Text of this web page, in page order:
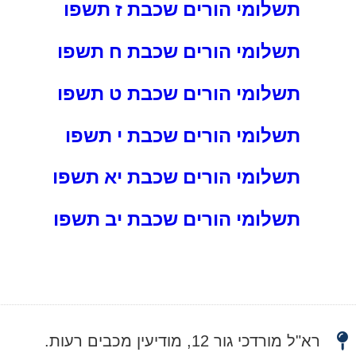
תשלומי הורים שכבת ז תשפו
תשלומי הורים שכבת ח תשפו
תשלומי הורים שכבת ט תשפו
תשלומי הורים שכבת י תשפו
תשלומי הורים שכבת יא תשפו
תשלומי הורים שכבת יב תשפו
רא"ל מורדכי גור 12, מודיעין מכבים רעות.